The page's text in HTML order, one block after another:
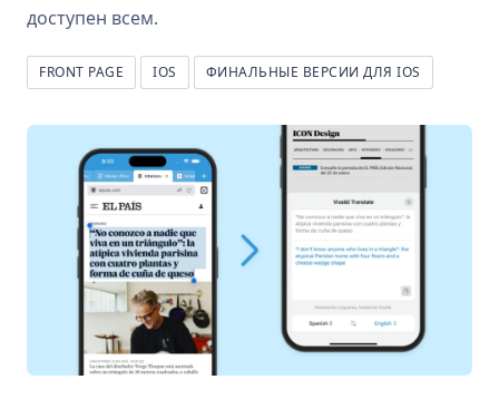
доступен всем.
FRONT PAGE IOS ФИНАЛЬНЫЕ ВЕРСИИ ДЛЯ IOS